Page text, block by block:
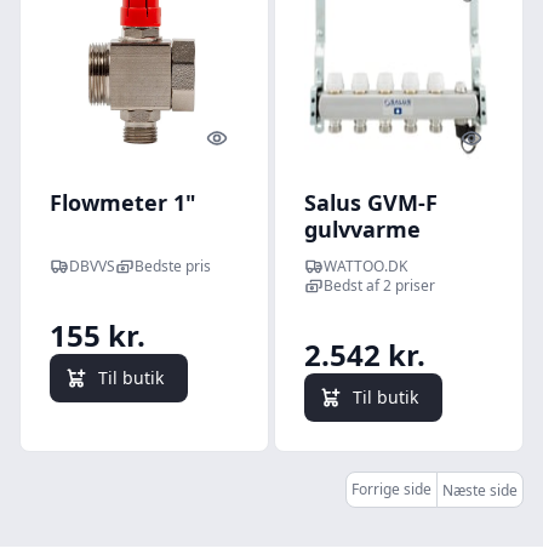
Quick look
Flowmeter 1"
DBVVS Bedste pris
155 kr.
Til butik
Quick
Salus GVM-F
gulvvarme
fordeler m.
flowmeter, til 8
WATTOO.DK
Bedst af 2 priser
2.542 kr.
Til butik
Forrige side Næste side